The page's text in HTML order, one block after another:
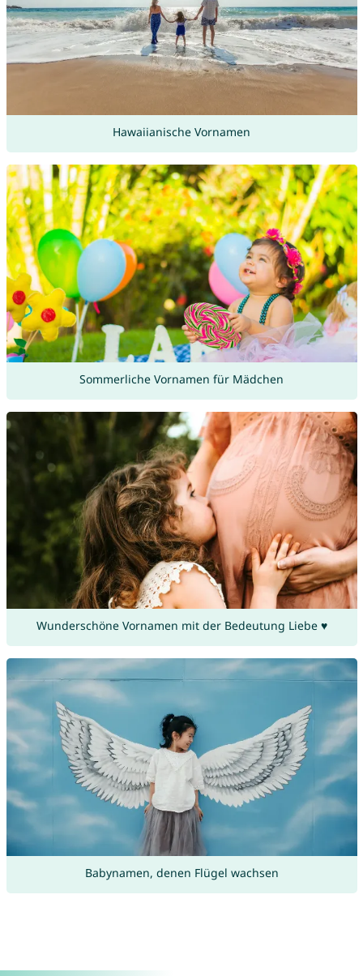
Hawaiianische Vornamen
Sommerliche Vornamen für Mädchen
Wunderschöne Vornamen mit der Bedeutung Liebe ♥
Babynamen, denen Flügel wachsen